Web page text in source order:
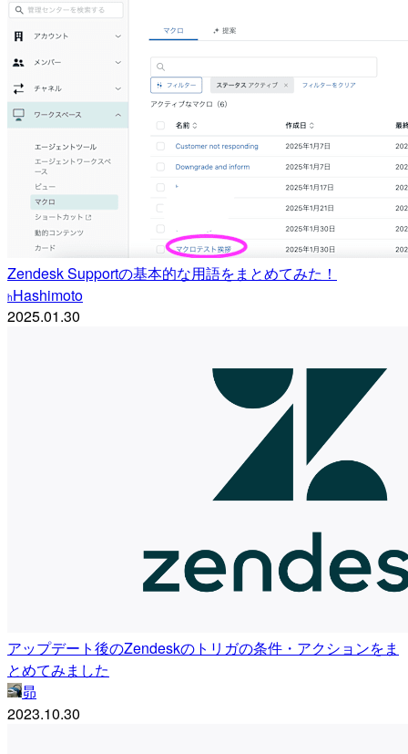
Zendesk Supportの基本的な用語をまとめてみた！
hHashimoto
2025.01.30
アップデート後のZendeskのトリガの条件・アクションをま
とめてみました
昴
2023.10.30